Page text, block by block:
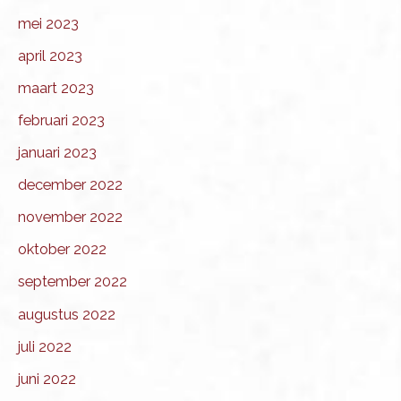
mei 2023
april 2023
maart 2023
februari 2023
januari 2023
december 2022
november 2022
oktober 2022
september 2022
augustus 2022
juli 2022
juni 2022